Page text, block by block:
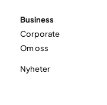
Business
Corporate
Om oss
Nyheter